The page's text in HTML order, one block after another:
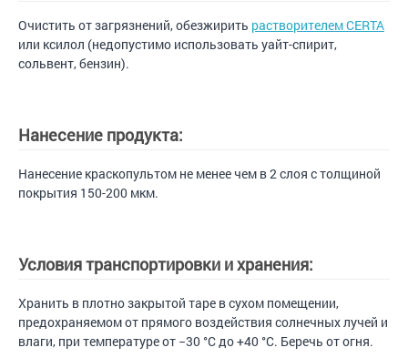
Очистить от загрязнений, обезжирить растворителем CERTA
или ксилол (недопустимо использовать уайт-спирит,
сольвент, бензин).
Нанесение продукта:
Нанесение краскопультом не менее чем в 2 слоя с толщиной
покрытия 150-200 мкм.
Условия транспортировки и хранения:
Хранить в плотно закрытой таре в сухом помещении,
предохраняемом от прямого воздействия солнечных лучей и
влаги, при температуре от −30 °С до +40 °С. Беречь от огня.